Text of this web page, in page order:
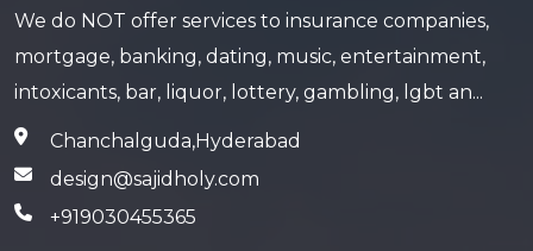
We do NOT offer services to insurance companies,
mortgage, banking, dating, music, entertainment,
intoxicants, bar, liquor, lottery, gambling, lgbt an...
Chanchalguda,Hyderabad
design@sajidholy.com
+919030455365